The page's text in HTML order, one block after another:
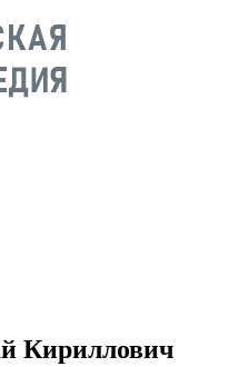
Кириллович